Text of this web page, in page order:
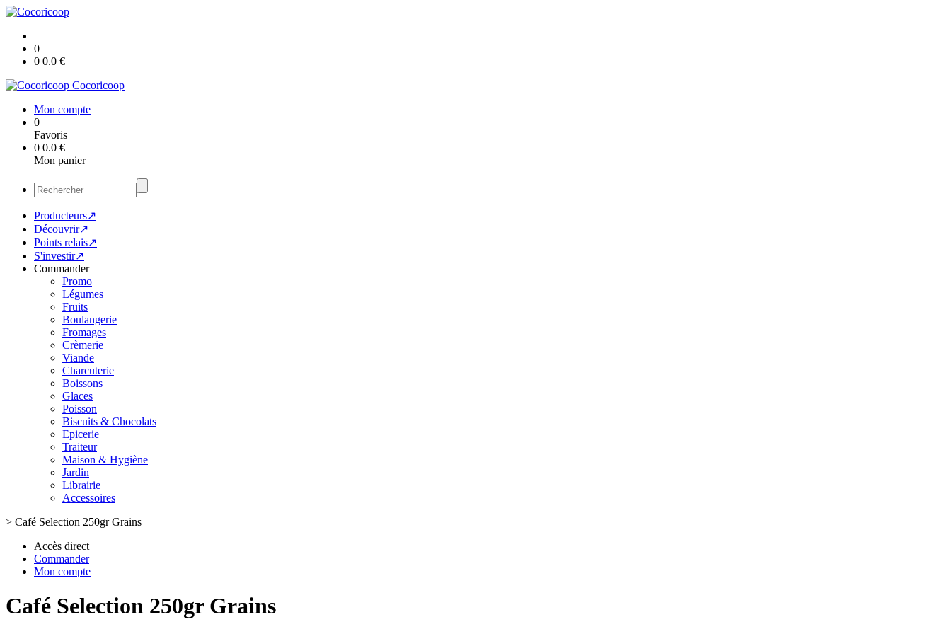
0
0 0.0 €
Cocoricoop
Mon compte
0
Favoris
0 0.0 €
Mon panier
Producteurs↗
Découvrir↗
Points relais↗
S'investir↗
Commander
Promo
Légumes
Fruits
Boulangerie
Fromages
Crèmerie
Viande
Charcuterie
Boissons
Glaces
Poisson
Biscuits & Chocolats
Epicerie
Traiteur
Maison & Hygiène
Jardin
Librairie
Accessoires
> Café Selection 250gr Grains
Accès direct
Commander
Mon compte
Café Selection 250gr Grains